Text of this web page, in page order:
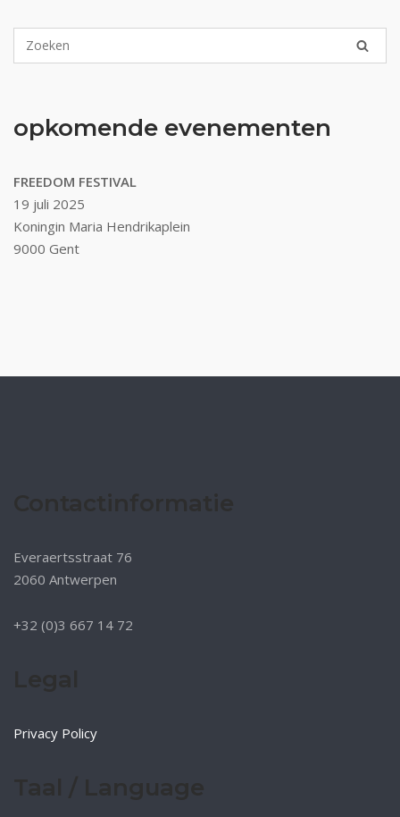
opkomende evenementen
FREEDOM FESTIVAL
19 juli 2025
Koningin Maria Hendrikaplein
9000 Gent
Everaertsstraat 76
2060 Antwerpen
+32 (0)3 667 14 72
Privacy Policy